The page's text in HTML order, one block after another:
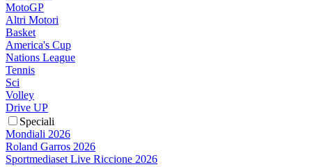
MotoGP
Altri Motori
Basket
America's Cup
Nations League
Tennis
Sci
Volley
Drive UP
Speciali
Mondiali 2026
Roland Garros 2026
Sportmediaset Live Riccione 2026